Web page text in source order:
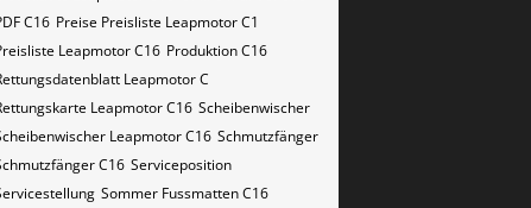
C16 Preise Preisliste Leapmotor C1
Leapmotor C16 Produktion C16
Leapmotor C
Leapmotor C16 Scheibenwischer
Leapmotor​ C16 Schmutzfänger
C16 Serviceposition
Sommer Fussmatten C16